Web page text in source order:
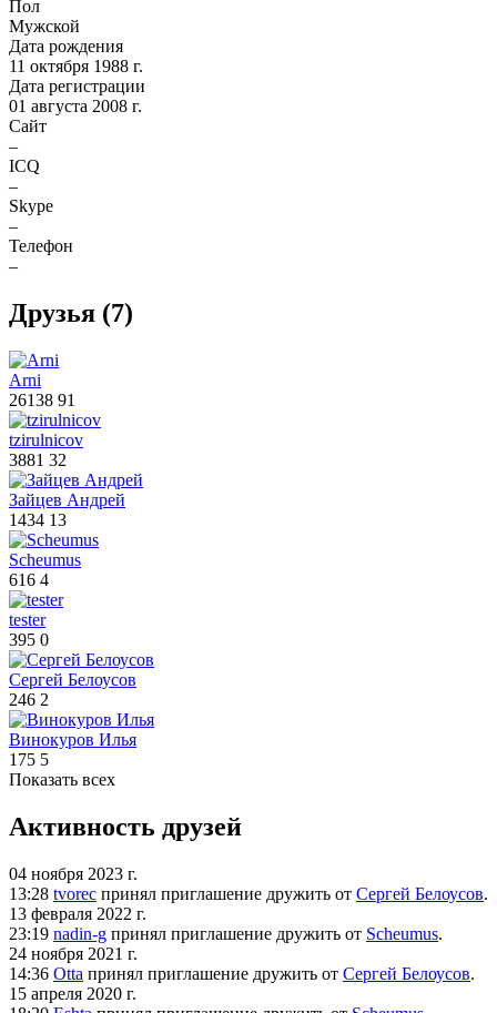
Пол
Мужской
Дата рождения
11 октября 1988 г.
Дата регистрации
01 августа 2008 г.
Сайт
–
ICQ
–
Skype
–
Телефон
–
Друзья (7)
Arni
26138 91
tzirulnicov
3881 32
Зайцев Андрей
1434 13
Scheumus
616 4
tester
395 0
Сергей Белоусов
246 2
Винокуров Илья
175 5
Показать всех
Активность друзей
04 ноября 2023 г.
13:28 tvorec принял приглашение дружить от Сергей Белоусов.
13 февраля 2022 г.
23:19 nadin-g принял приглашение дружить от Scheumus.
24 ноября 2021 г.
14:36 Otta принял приглашение дружить от Сергей Белоусов.
15 апреля 2020 г.